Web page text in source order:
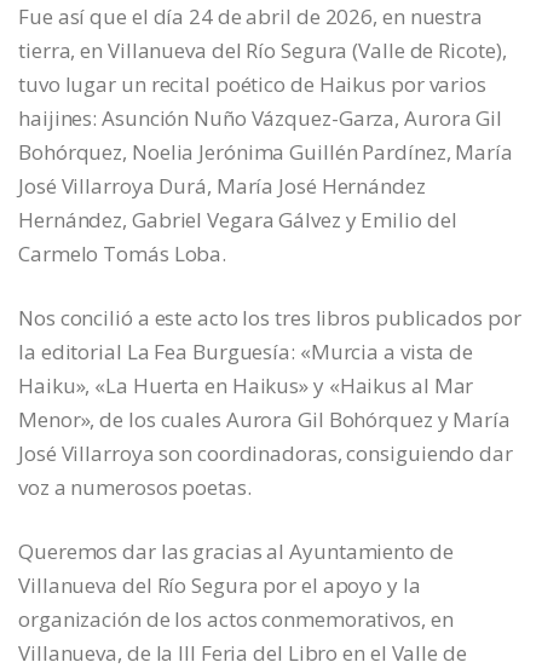
Fue así que el día 24 de abril de 2026, en nuestra
tierra, en Villanueva del Río Segura (Valle de Ricote),
tuvo lugar un recital poético de Haikus por varios
haijines: Asunción Nuño Vázquez-Garza, Aurora Gil
Bohórquez, Noelia Jerónima Guillén Pardínez, María
José Villarroya Durá, María José Hernández
Hernández, Gabriel Vegara Gálvez y Emilio del
Carmelo Tomás Loba.
Nos concilió a este acto los tres libros publicados por
la editorial La Fea Burguesía: «Murcia a vista de
Haiku», «La Huerta en Haikus» y «Haikus al Mar
Menor», de los cuales Aurora Gil Bohórquez y María
José Villarroya son coordinadoras, consiguiendo dar
voz a numerosos poetas.
Queremos dar las gracias al Ayuntamiento de
Villanueva del Río Segura por el apoyo y la
organización de los actos conmemorativos, en
Villanueva, de la III Feria del Libro en el Valle de